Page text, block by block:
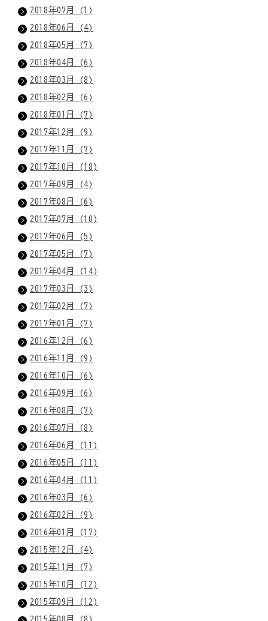
2018年07月 (1)
2018年06月 (4)
2018年05月 (7)
2018年04月 (6)
2018年03月 (8)
2018年02月 (6)
2018年01月 (7)
2017年12月 (9)
2017年11月 (7)
2017年10月 (18)
2017年09月 (4)
2017年08月 (6)
2017年07月 (10)
2017年06月 (5)
2017年05月 (7)
2017年04月 (14)
2017年03月 (3)
2017年02月 (7)
2017年01月 (7)
2016年12月 (6)
2016年11月 (9)
2016年10月 (6)
2016年09月 (6)
2016年08月 (7)
2016年07月 (8)
2016年06月 (11)
2016年05月 (11)
2016年04月 (11)
2016年03月 (6)
2016年02月 (9)
2016年01月 (17)
2015年12月 (4)
2015年11月 (7)
2015年10月 (12)
2015年09月 (12)
2015年08月 (8)